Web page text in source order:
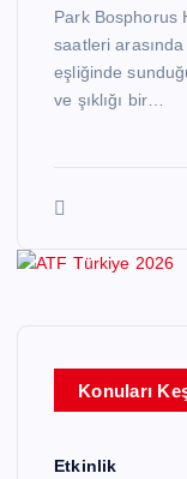
Park Bosphorus
saatleri
eşliğinde
ve şıklığı bir…
Konuları
Etkinlik